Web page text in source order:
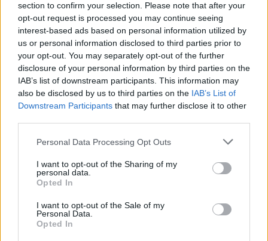
section to confirm your selection. Please note that after your
opt-out request is processed you may continue seeing
interest-based ads based on personal information utilized by
us or personal information disclosed to third parties prior to
your opt-out. You may separately opt-out of the further
disclosure of your personal information by third parties on the
IAB’s list of downstream participants. This information may
also be disclosed by us to third parties on the IAB’s List of
Downstream Participants that may further disclose it to other
Personal Data Processing Opt Outs
I want to opt-out of the Sharing of my
personal data.
Opted In
I want to opt-out of the Sale of my
Personal Data.
Opted In
ΠΟΛΙΤΙΚΗ
Μητσοτάκης: 700 εκατ. ευρώ για τη μείωση
του ενεργειακού κόστους και την ενεργειακή
αναβάθμιση της μεταποίησης ως το 2030
06/08/2026 - 15:08